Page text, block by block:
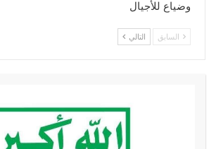
وضياع للأجيال
السابق التالي